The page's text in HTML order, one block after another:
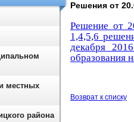
Решения от
Решение от
1,4,5,6
декабря
образования
Возврат к списку
местных
района